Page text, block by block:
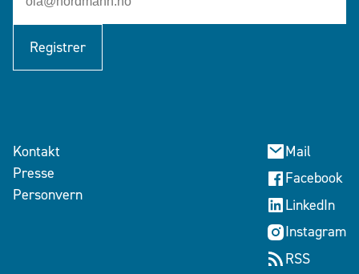
Registrer
Kontakt
Presse
Personvern
Mail
Facebook
LinkedIn
Instagram
RSS